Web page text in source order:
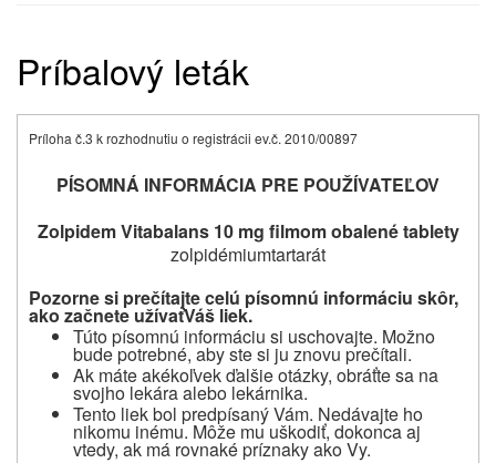
Príbalový leták
Príloha č.3 k rozhodnutiu o registrácii ev.č. 2010/00897
PÍSOMNÁ INFORMÁCIA PRE POUŽÍVATEĽOV
Zolpidem Vitabalans 10 mg filmom obalené tablety
zolpidémiumtartarát
Pozorne si prečítajte celú písomnú informáciu skôr,
ako začnete užívaťVáš liek.
Túto písomnú informáciu si uschovajte. Možno
bude potrebné, aby ste si ju znovu prečítali.
Ak máte akékoľvek ďalšie otázky, obráťte sa na
svojho lekára alebo lekárnika.
Tento liek bol predpísaný Vám. Nedávajte ho
nikomu inému. Môže mu uškodiť, dokonca aj
vtedy, ak má rovnaké príznaky ako Vy.